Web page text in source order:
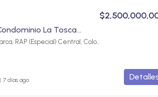
Casa de lujo en venta en Condominio La Toscana | Exclusividad, confort y amplios espacios
Fusagasugá, Sumapaz, Cundinamarca, RAP (Especial) Central, Colombia
7 días ago